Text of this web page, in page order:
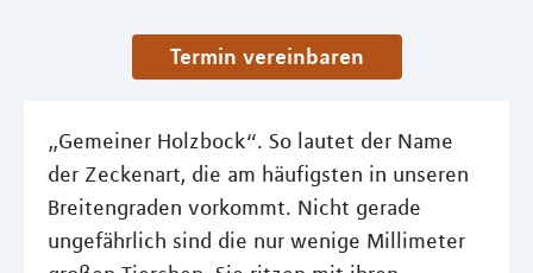
Termin vereinbaren
„Gemeiner Holzbock“. So lautet der Name
der Zeckenart, die am häufigsten in unseren
Breitengraden vorkommt. Nicht gerade
ungefährlich sind die nur wenige Millimeter